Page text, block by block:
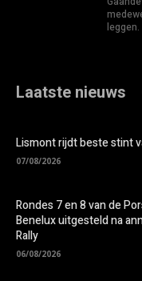
leggen.
Laatste nieuws
Lismont rijdt beste stint
07/08/2026
Rondes 7 en 8 van de
Benelux uitgesteld na
Rally
06/08/2026